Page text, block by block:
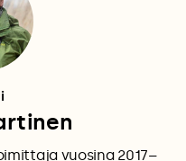
vuosina 2017–